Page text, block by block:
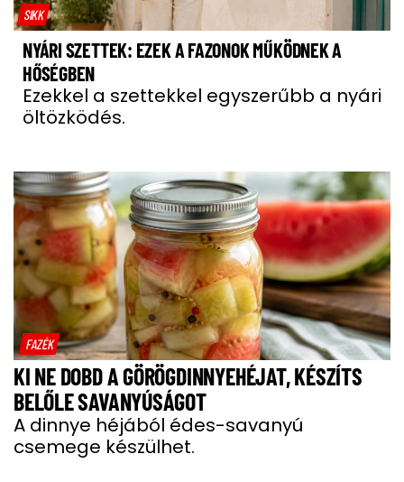
SIKK
NYÁRI SZETTEK: EZEK A FAZONOK MŰKÖDNEK A
HŐSÉGBEN
Ezekkel a szettekkel egyszerűbb a nyári
öltözködés.
FAZÉK
KI NE DOBD A GÖRÖGDINNYEHÉJAT, KÉSZÍTS
BELŐLE SAVANYÚSÁGOT
A dinnye héjából édes-savanyú
csemege készülhet.